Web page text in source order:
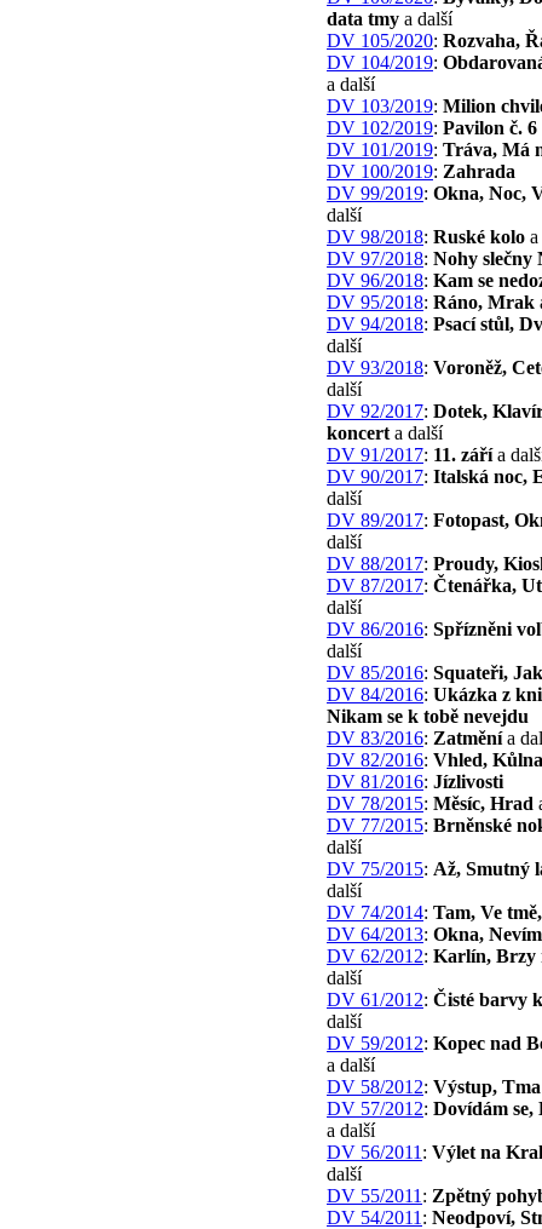
data tmy a další
DV 105/2020: Rozvaha,
DV 104/2019:
a další
DV 103/2019: Milion
DV 102/2019: Pavilon č. 6
DV 101/2019: Tráva, Má
DV 100/2019: Zahrada
DV 99/2019: Okna, Noc,
další
DV 98/2018: Ruské kolo
DV 97/2018: Nohy slečny
DV 96/2018: Kam se
DV 95/2018: Ráno, Mrak
DV 94/2018: Psací stůl,
další
DV 93/2018: Voroněž,
další
DV 92/2017: Dotek,
koncert a další
DV 91/2017: 11. zářía
DV 90/2017: Italská noc,
další
DV 89/2017: Fotopast,
další
DV 88/2017: Proudy,
DV 87/2017: Čtenářka,
další
DV 86/2016: Spřízněni
další
DV 85/2016: Squateři,
DV 84/2016: Ukázka z
Nikam se k tobě nevejdu
DV 83/2016: Zatměnía
DV 82/2016: Vhled, Kůlna
DV 81/2016: Jízlivosti
DV 78/2015: Měsíc, Hrad
DV 77/2015: Brněnské
další
DV 75/2015: Až, Smutný
další
DV 74/2014: Tam, Ve
DV 64/2013: Okna, Nevím
DV 62/2012: Karlín, Brzy
další
DV 61/2012: Čisté barvy
další
DV 59/2012: Kopec nad
a další
DV 58/2012: Výstup, Tma
DV 57/2012: Dovídám se,
a další
DV 56/2011 : Výlet na
další
DV 55/2011 : Zpětný
DV 54/2011 : Neodpoví,